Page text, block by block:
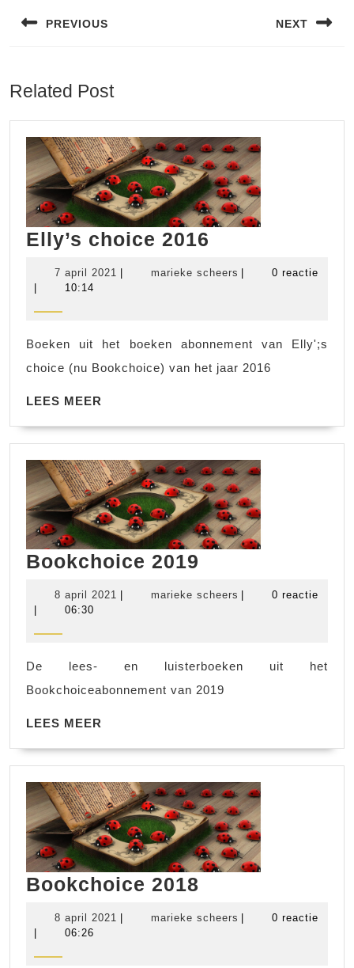
PREVIOUS NEXT
Related Post
Elly’s choice 2016
2016
7 april 2021 7| marieke scheers marieke
|
0 reactie
|
10:14
Boeken uit het boeken abonnement van Elly';s
choice (nu Bookchoice) van het jaar 2016
LEES MEER
Bookchoice 2019
8 april 2021 8
marieke scheers marieke0 reactie
06:30
De lees- en luisterboeken uit het
Bookchoiceabonnement van 2019
LEES MEER
Bookchoice 2018
8 april 2021 8| marieke scheers marieke
|
0 reactie
|
06:26